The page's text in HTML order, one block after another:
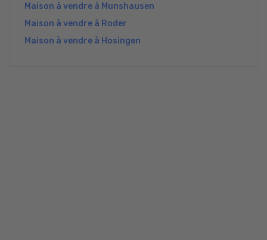
Maison à vendre à Munshausen
Maison à vendre à Roder
Maison à vendre à Hosingen